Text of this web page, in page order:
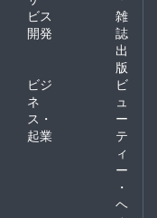
ビス
開発
雑
誌
出
版
ビジ
ネ
ス・
起業
ビ
ュ
ー
テ
ィ
ー
・
ヘ